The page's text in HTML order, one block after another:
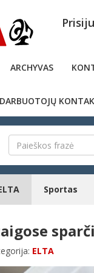
ARCHYVAS
DARBUOTOJŲ
Sportas
ELTA